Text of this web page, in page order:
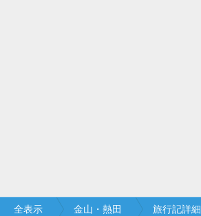
全表示 金山・熱田 旅行記詳細